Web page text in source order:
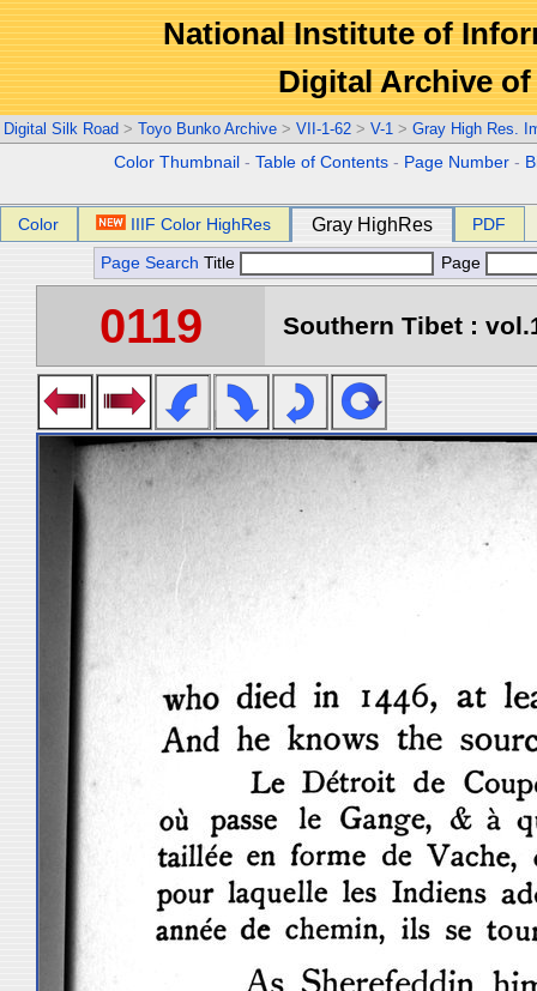
National Institute of
Digital Archive
Digital Silk Road > Toyo Bunko Archive > VII-1-62 > V-1 > Gray High Res.
Color Thumbnail -Table of Contents - Page Number -
Color IIIF Color HighRes Gray HighRes PDF
Page Search Title Page
0119 Southern Tibet :